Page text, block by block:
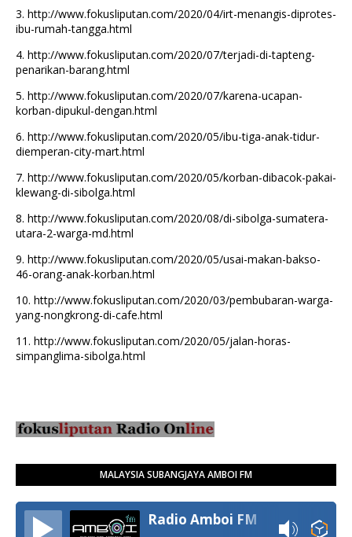
3. http://www.fokusliputan.com/2020/04/irt-menangis-diprotes-
ibu-rumah-tangga.html
4. http://www.fokusliputan.com/2020/07/terjadi-di-tapteng-
penarikan-barang.html
5. http://www.fokusliputan.com/2020/07/karena-ucapan-
korban-dipukul-dengan.html
6. http://www.fokusliputan.com/2020/05/ibu-tiga-anak-tidur-
diemperan-city-mart.html
7. http://www.fokusliputan.com/2020/05/korban-dibacok-pakai-
klewang-di-sibolga.html
8. http://www.fokusliputan.com/2020/08/di-sibolga-sumatera-
utara-2-warga-md.html
9. http://www.fokusliputan.com/2020/05/usai-makan-bakso-
46-orang-anak-korban.html
10. http://www.fokusliputan.com/2020/03/pembubaran-warga-
yang-nongkrong-di-cafe.html
11. http://www.fokusliputan.com/2020/05/jalan-horas-
simpanglima-sibolga.html
MALAYSIA SUBANGJAYA AMBOI FM
Radio Amboi FM